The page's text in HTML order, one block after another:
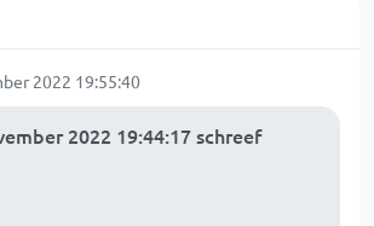
2022 19:55:40
2022 19:44:17 schreef